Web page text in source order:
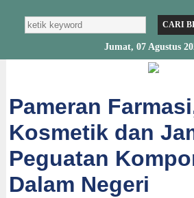
Jumat, 07 Agustus
Pameran
Kosmetik dan
Peguatan
Dalam Negeri